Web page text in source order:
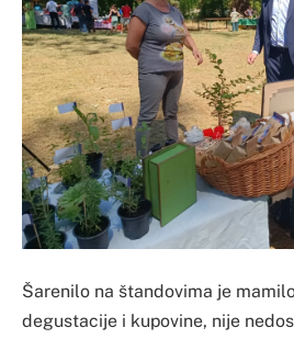
Šarenilo na štandovima je
degustacije i kupovine, nije